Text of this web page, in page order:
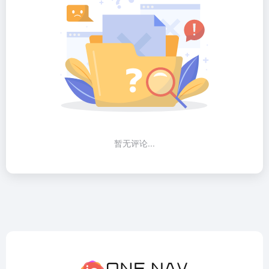
暂无评论...